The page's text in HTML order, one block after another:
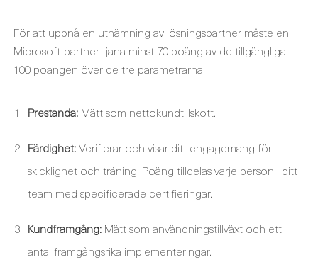
För att uppnå en utnämning av lösningspartner måste en
Microsoft-partner tjäna minst 70 poäng av de tillgängliga
100 poängen över de tre parametrarna:
Prestanda: Mätt som nettokundtillskott.
Färdighet:Verifierar och visar ditt engagemang för
skicklighet och träning. Poäng tilldelas varje person i ditt
team med specificerade certifieringar.
Kundframgång: Mätt som användningstillväxt och ett
antal framgångsrika implementeringar.